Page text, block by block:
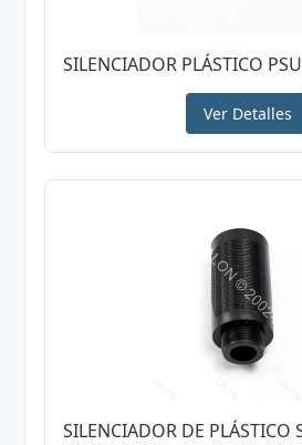
SILENCIADOR PLÁSTICO
Ver Detalles
SILENCIADOR DE PLÁSTICO